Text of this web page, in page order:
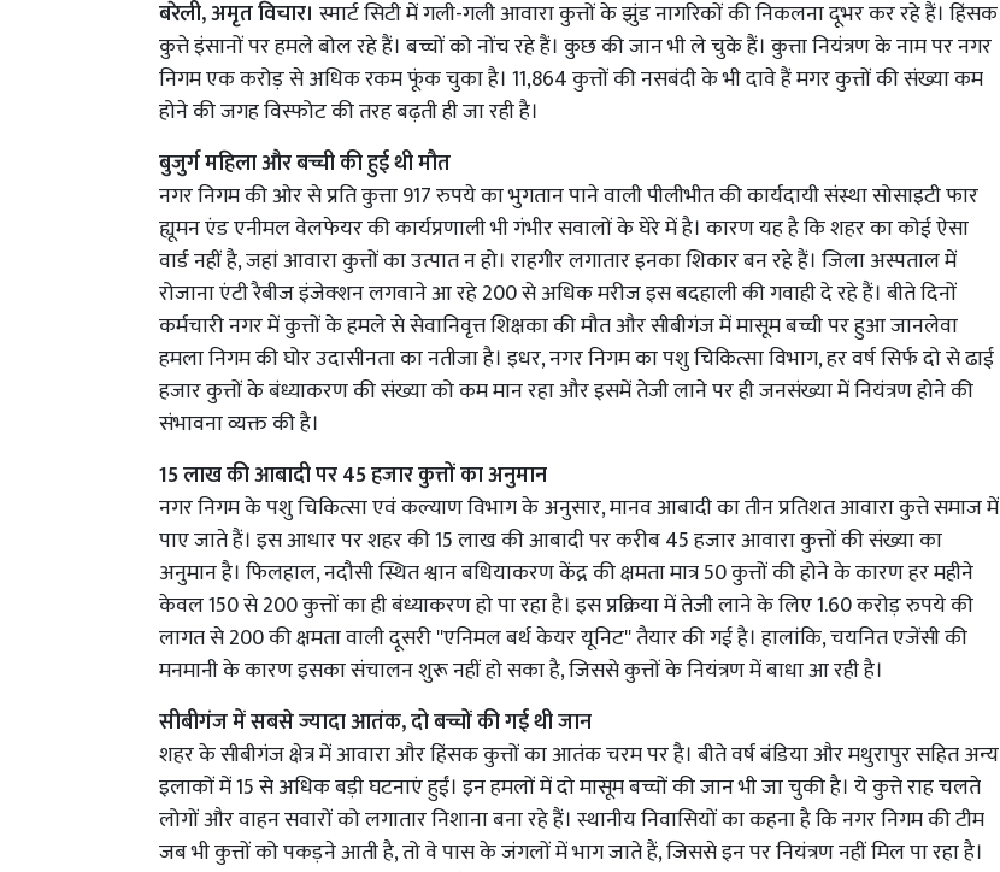
बरेली, अमृत विचार। स्मार्ट सिटी में गली-गली आवारा कुत्तों के झुंड नागरिकों की निकलना दूभर कर रहे हैं। हिंसक
कुत्ते इंसानों पर हमले बोल रहे हैं। बच्चों को नोंच रहे हैं। कुछ की जान भी ले चुके हैं। कुत्ता नियंत्रण के नाम पर नगर
निगम एक करोड़ से अधिक रकम फूंक चुका है। 11,864 कुत्तों की नसबंदी के भी दावे हैं मगर कुत्तों की संख्या कम
होने की जगह विस्फोट की तरह बढ़ती ही जा रही है।
बुजुर्ग महिला और बच्ची की हुई थी मौत
नगर निगम की ओर से प्रति कुत्ता 917 रुपये का भुगतान पाने वाली पीलीभीत की कार्यदायी संस्था सोसाइटी फार
ह्यूमन एंड एनीमल वेलफेयर की कार्यप्रणाली भी गंभीर सवालों के घेरे में है। कारण यह है कि शहर का कोई ऐसा
वार्ड नहीं है, जहां आवारा कुत्तों का उत्पात न हो। राहगीर लगातार इनका शिकार बन रहे हैं। जिला अस्पताल में
रोजाना एंटी रैबीज इंजेक्शन लगवाने आ रहे 200 से अधिक मरीज इस बदहाली की गवाही दे रहे हैं। बीते दिनों
कर्मचारी नगर में कुत्तों के हमले से सेवानिवृत्त शिक्षका की मौत और सीबीगंज में मासूम बच्ची पर हुआ जानलेवा
हमला निगम की घोर उदासीनता का नतीजा है। इधर, नगर निगम का पशु चिकित्सा विभाग, हर वर्ष सिर्फ दो से ढाई
हजार कुत्तों के बंध्याकरण की संख्या को कम मान रहा और इसमें तेजी लाने पर ही जनसंख्या में नियंत्रण होने की
संभावना व्यक्त की है।
15 लाख की आबादी पर 45 हजार कुत्तों का अनुमान
नगर निगम के पशु चिकित्सा एवं कल्याण विभाग के अनुसार, मानव आबादी का तीन प्रतिशत आवारा कुत्ते समाज में
पाए जाते हैं। इस आधार पर शहर की 15 लाख की आबादी पर करीब 45 हजार आवारा कुत्तों की संख्या का
अनुमान है। फिलहाल, नदौसी स्थित श्वान बधियाकरण केंद्र की क्षमता मात्र 50 कुत्तों की होने के कारण हर महीने
केवल 150 से 200 कुत्तों का ही बंध्याकरण हो पा रहा है। इस प्रक्रिया में तेजी लाने के लिए 1.60 करोड़ रुपये की
लागत से 200 की क्षमता वाली दूसरी ''एनिमल बर्थ केयर यूनिट'' तैयार की गई है। हालांकि, चयनित एजेंसी की
मनमानी के कारण इसका संचालन शुरू नहीं हो सका है, जिससे कुत्तों के नियंत्रण में बाधा आ रही है।
सीबीगंज में सबसे ज्यादा आतंक, दो बच्चों की गई थी जान
शहर के सीबीगंज क्षेत्र में आवारा और हिंसक कुत्तों का आतंक चरम पर है। बीते वर्ष बंडिया और मथुरापुर सहित अन्य
इलाकों में 15 से अधिक बड़ी घटनाएं हुईं। इन हमलों में दो मासूम बच्चों की जान भी जा चुकी है। ये कुत्ते राह चलते
लोगों और वाहन सवारों को लगातार निशाना बना रहे हैं। स्थानीय निवासियों का कहना है कि नगर निगम की टीम
जब भी कुत्तों को पकड़ने आती है, तो वे पास के जंगलों में भाग जाते हैं, जिससे इन पर नियंत्रण नहीं मिल पा रहा है।